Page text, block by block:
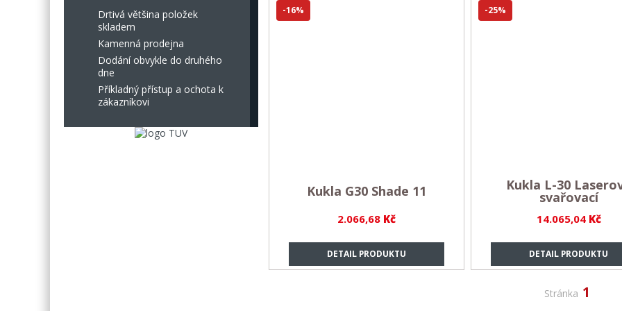
Drtivá většina položek
skladem
Kamenná prodejna
Dodání obvykle do druhého
dne
Příkladný přístup a ochota k
zákazníkovi
2.066,68 Kč
DETAIL PRODUKTU
Kukla G30 Shade 11
-16%
14.065,04 Kč
DETAIL PRODUKTU
Kukla L-30
svařovací
-25%
Stránka 1